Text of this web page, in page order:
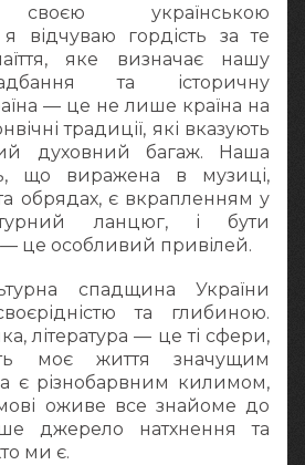
українською
я відчуваю гордість за те
яке визначає нашу
та історичну
— це не лише країна на
традиції, які вказують
духовний багаж. Наша
що виражена в музиці,
обрядах, є вкрапленням у
ланцюг, і бути
це особливий привілей.
спадщина України
та глибиною.
література — це ті сфери,
моє життя значущим
є різнобарвним килимом,
оживе все знайоме до
джерело натхнення та
ми є.